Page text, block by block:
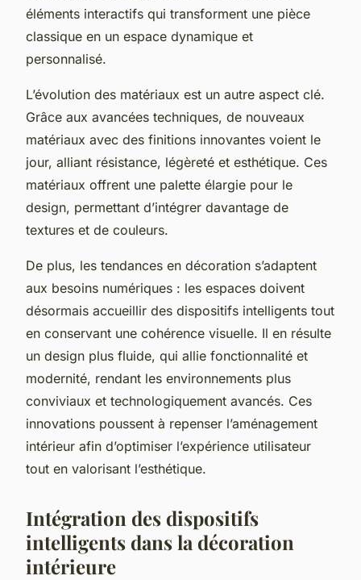
éléments interactifs qui transforment une pièce
classique en un espace dynamique et
personnalisé.
L’évolution des matériaux est un autre aspect clé.
Grâce aux avancées techniques, de nouveaux
matériaux avec des finitions innovantes voient le
jour, alliant résistance, légèreté et esthétique. Ces
matériaux offrent une palette élargie pour le
design, permettant d’intégrer davantage de
textures et de couleurs.
De plus, les tendances en décoration s’adaptent
aux besoins numériques : les espaces doivent
désormais accueillir des dispositifs intelligents tout
en conservant une cohérence visuelle. Il en résulte
un design plus fluide, qui allie fonctionnalité et
modernité, rendant les environnements plus
conviviaux et technologiquement avancés. Ces
innovations poussent à repenser l’aménagement
intérieur afin d’optimiser l’expérience utilisateur
tout en valorisant l’esthétique.
Intégration des dispositifs
intelligents dans la décoration
intérieure